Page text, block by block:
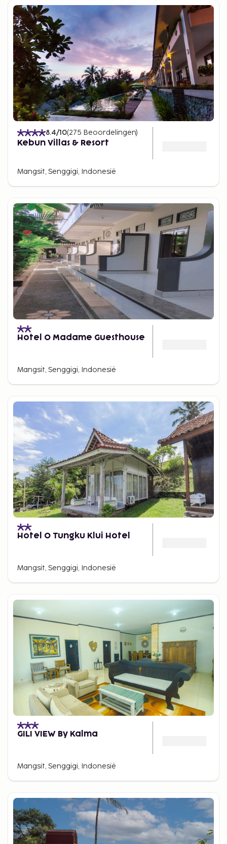
8.4/10(275 Beoordelingen)
Kebun Villas & Resort
Mangsit, Senggigi, Indonesië
Hotel O Madame Guesthouse
Mangsit, Senggigi, Indonesië
Hotel O Tungku Klui Hotel
Mangsit, Senggigi, Indonesië
GILI VIEW By Kalma
Mangsit, Senggigi, Indonesië